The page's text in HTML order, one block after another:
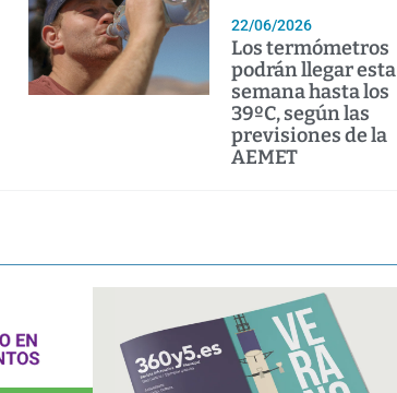
22/06/2026
Los termómetros
podrán llegar esta
semana hasta los
39ºC, según las
previsiones de la
AEMET